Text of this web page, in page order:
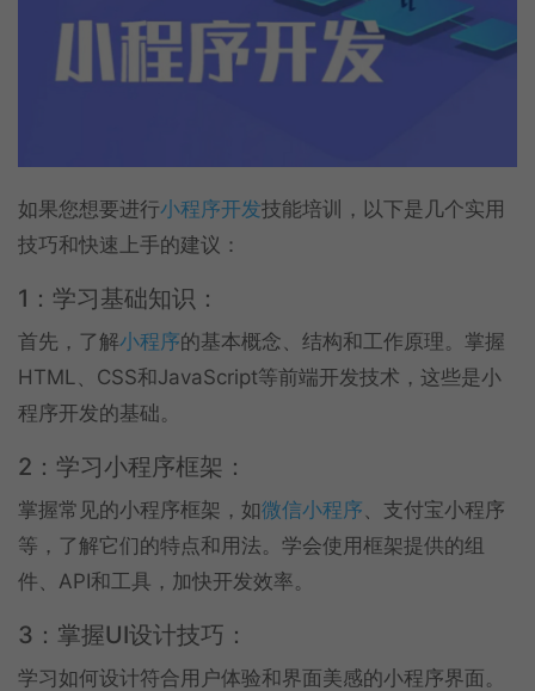
如果您想要进行小程序开发技能培训，以下是几个实用
技巧和快速上手的建议：
1：学习基础知识：
首先，了解小程序的基本概念、结构和工作原理。掌握
HTML、CSS和JavaScript等前端开发技术，这些是小
程序开发的基础。
2：学习小程序框架：
掌握常见的小程序框架，如微信小程序 、支付宝小程序
等，了解它们的特点和用法。学会使用框架提供的组
件、API和工具，加快开发效率。
3：掌握UI设计技巧：
学习如何设计符合用户体验和界面美感的小程序界面。